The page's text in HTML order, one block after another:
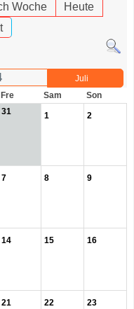
Woche
Heute
Juli
Fre Sam
Son
31 1 2
7 8 9
14 15 16
21 22 23